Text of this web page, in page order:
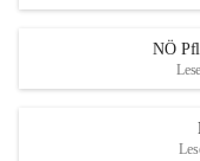
NÖ